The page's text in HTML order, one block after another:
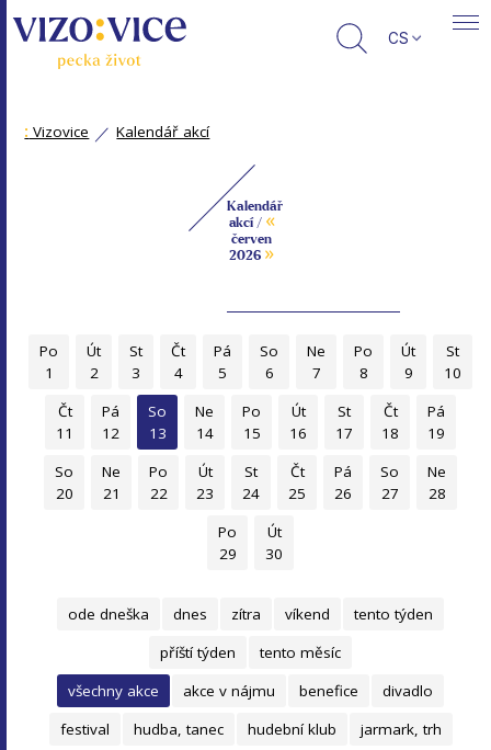
CS
: Vizovice Kalendář akcí
Kalendář
akcí / «
červen
2026 »
Po
1
Út
2
St
3
Čt
4
Pá
5
So
6
Ne
7
Po
8
Út
9
St
10
Čt
11
Pá
12
So
13
Ne
14
Po
15
Út
16
St
17
Čt
18
Pá
19
So
20
Ne
21
Po
22
Út
23
St
24
Čt
25
Pá
26
So
27
Ne
28
Po
29
Út
30
ode dneška dnes zítra víkend
tento týden
příští týden
tento měsíc
všechny akce
akce v nájmu benefice
divadlo
festival
hudba, tanec hudební klub
jarmark, trh